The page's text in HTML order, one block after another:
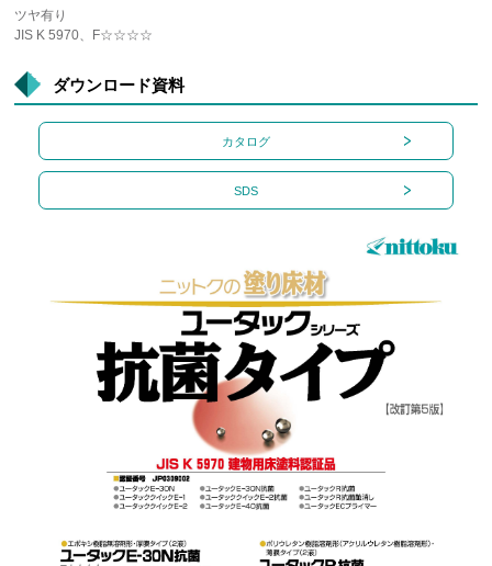
ツヤ有り
JIS K 5970、F☆☆☆☆
ダウンロード資料
カタログ
SDS